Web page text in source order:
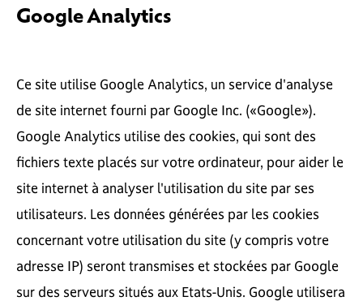
Google Analytics
Ce site utilise Google Analytics, un service d'analyse
de site internet fourni par Google Inc. («Google»).
Google Analytics utilise des cookies, qui sont des
fichiers texte placés sur votre ordinateur, pour aider le
site internet à analyser l'utilisation du site par ses
utilisateurs. Les données générées par les cookies
concernant votre utilisation du site (y compris votre
adresse IP) seront transmises et stockées par Google
sur des serveurs situés aux Etats-Unis. Google utilisera